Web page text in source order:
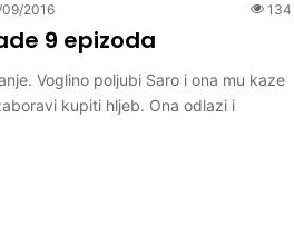
2016 134
9 epizoda
Voglino poljubi Saro i ona mu kaze
kupiti hljeb. Ona odlazi i